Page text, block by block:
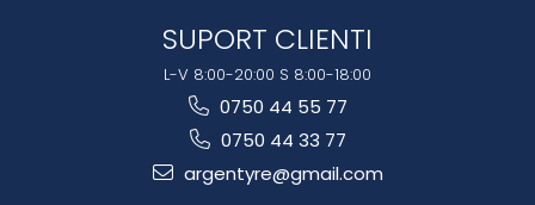
SUPORT CLIENTI
L-V 8:00-20:00 S 8:00-18:00
0750 44 55 77
0750 44 33 77
argentyre@gmail.com